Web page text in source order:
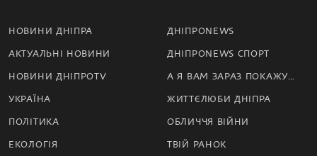
НОВИНИ ДНІПРА
АКТУАЛЬНІ НОВИНИ
НОВИНИ ДНІПРОTV
УКРАЇНА
ПОЛІТИКА
ЕКОЛОГІЯ
ДНІПРОNEWS
ДНІПРОNEWS СПОРТ
А Я ВАМ ЗАРАЗ ПОКАЖУ…
ЖИТТЄЛЮБИ ДНІПРА
ОБЛИЧЧЯ ВІЙНИ
ТВІЙ РАНОК